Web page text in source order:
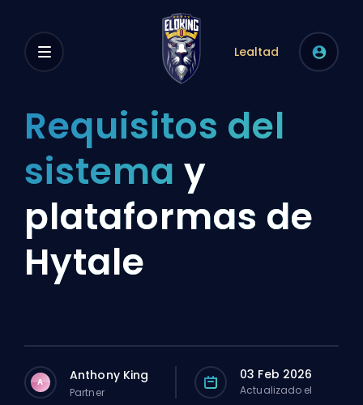
Lealtad
Requisitos del
sistema y
plataformas de
Hytale
A Anthony King
Partner
03 Feb 2026
Actualizado el